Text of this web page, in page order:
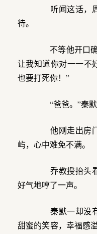
听闻这话，周
待。
不等他开口确
让我知道你对一一不
也要打死你！”
“爸爸。”秦默
他刚走出房门
屿，心中难免不满。
乔教授抬头看
好气地哼了一声。
秦默一却没有
甜蜜的笑容，幸福感